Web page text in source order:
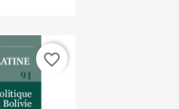
favorite_border